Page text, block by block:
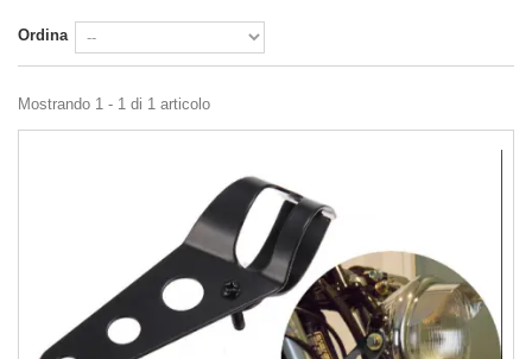
Ordina
Mostrando 1 - 1 di 1 articolo